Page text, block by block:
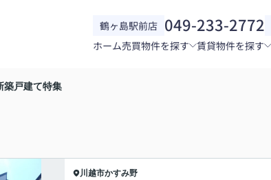
鶴ヶ島駅前店 049-233-2772
ホーム売買物件を探す 賃貸物件を探す
築戸建て特集
川越市かすみ野